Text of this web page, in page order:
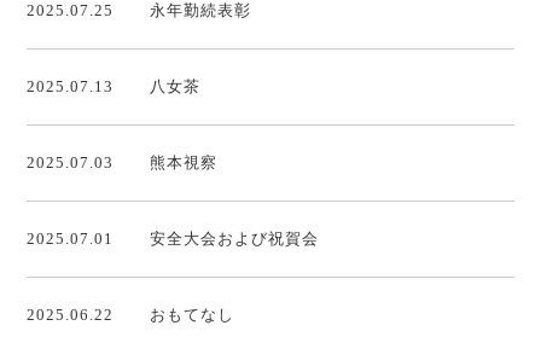
2025.07.25 永年勤続表彰
2025.07.13 八女茶
2025.07.03 熊本視察
2025.07.01 安全大会および祝賀会
2025.06.22 おもてなし